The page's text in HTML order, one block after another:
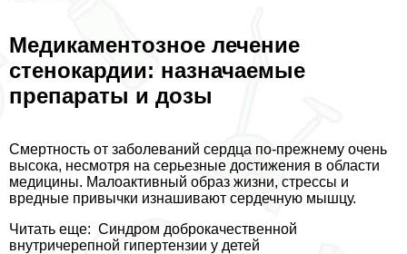
Медикаментозное лечение
стенокардии: назначаемые
препараты и дозы
Cмepтность от заболеваний сердца по-прежнему очень
высока, несмотря на серьезные достижения в области
медицины. Малоактивный образ жизни, стрессы и
вредные привычки изнашивают сердечную мышцу.
Читать еще: Синдром доброкачественной
внутричерепной гипертензии у детей